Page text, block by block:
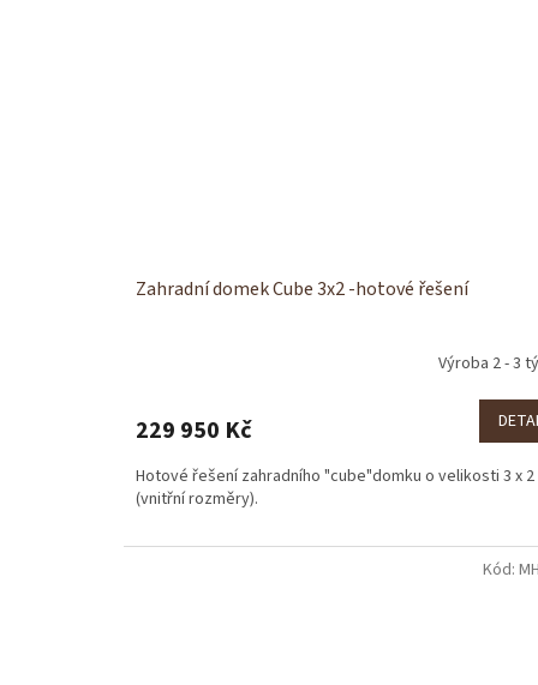
Zahradní domek Cube 3x2 -hotové řešení
Výroba 2 - 3
229 950 Kč
Hotové řešení zahradního "cube"domku o velikosti 3 x 2
(vnitřní rozměry).
Kód: